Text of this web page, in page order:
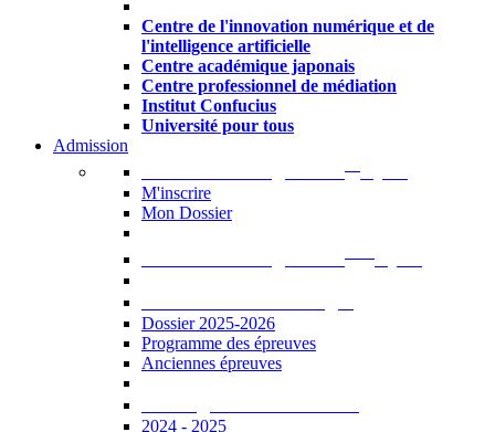
Centre de l'innovation numérique et de
l'intelligence artificielle
Centre académique japonais
Centre professionnel de médiation
Institut Confucius
Université pour tous
Admission
M'inscrire
Mon Dossier
Dossier 2025-2026
Programme des épreuves
Anciennes épreuves
2024 - 2025